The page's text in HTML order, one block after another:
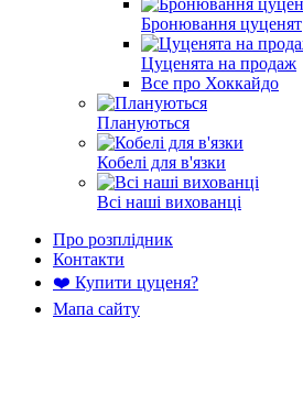
Бронювання цуценят
Цуценята на продаж
Все про Хоккайдо
Плануються
Кобелі для в'язки
Всі наші вихованці
Про розплідник
Контакти
❤️ Купити цуценя?
Мапа сайту